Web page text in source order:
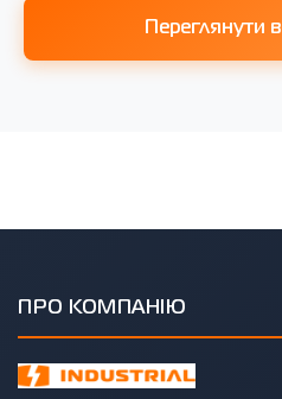
Переглянути
ПРО КОМПАНІЮ